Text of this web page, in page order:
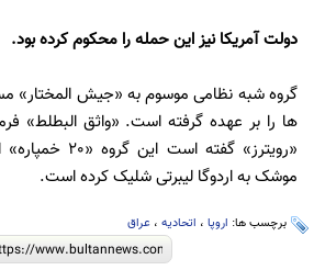
دولت آمریکا نیز این حمله را محکوم کرده بود.
گروه شبه نظامی موسوم به «جیش المختار»
ها را بر عهده گرفته است. «واثق البطلط»
«رویترز» گفته
موشک به اردوگا لیبرتی شلیک کرده است.
برچسب ها: اروپا ، اتحادیه ، عراق